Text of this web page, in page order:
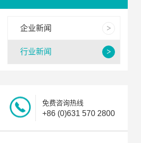
企业新闻
行业新闻
免费咨询热线
+86 (0)631 570 2800